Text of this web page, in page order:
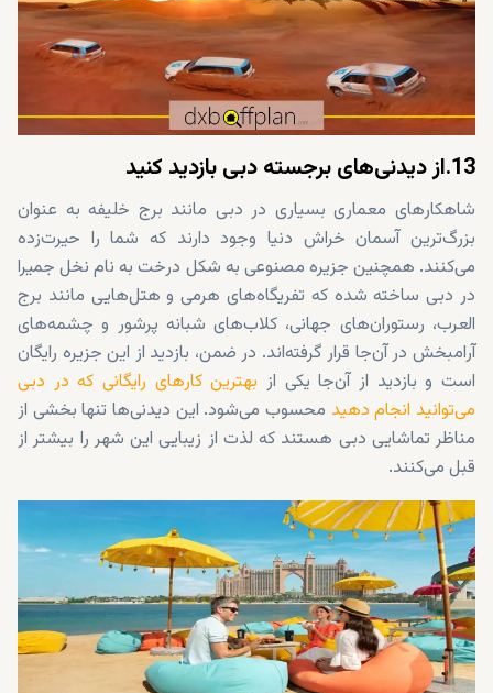
13.از دیدنی‌های برجسته دبی بازدید کنید
شاهکارهای معماری بسیاری در دبی مانند برج خلیفه به عنوان
بزرگ‌ترین آسمان خراش دنیا وجود دارند که شما را حیرت‌زده
می‌کنند. همچنین جزیره مصنوعی به شکل درخت به نام نخل جمیرا
در دبی ساخته شده که تفریگاه‌های هرمی و هتل‌هایی مانند برج
العرب، رستوران‌های جهانی، کلاب‌های شبانه پرشور و چشمه‌های
آرامبخش در آن‌جا قرار گرفته‌اند. در ضمن، بازدید از این جزیره رایگان
است و بازدید از آن‌جا یکی از بهترینکارهای رایگانی که در دبی
می‌توانید انجام دهید محسوب می‌شود. این دیدنی‌ها تنها بخشی از
مناظر تماشایی دبی هستند که لذت از زیبایی این شهر را بیشتر از
قبل می‌کنند.